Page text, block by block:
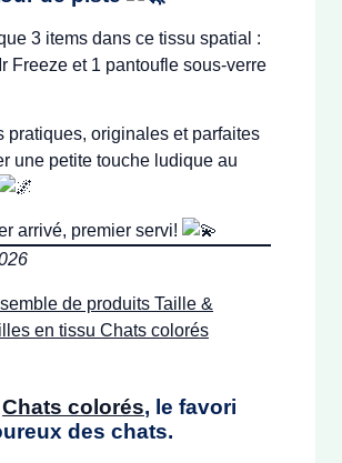
3 items dans ce tissu spatial :
Freeze et 1 pantoufle sous-verre
pratiques, originales et parfaites
une petite touche ludique au
arrivé, premier servi!
Chats colorés, le favori
des chats.